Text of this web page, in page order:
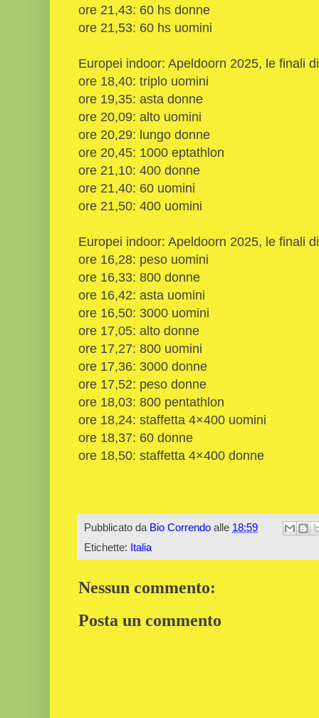
ore 21,43: 60 hs donne
ore 21,53: 60 hs uomini
Europei indoor: Apeldoorn 2025, le finali
ore 18,40: triplo uomini
ore 19,35: asta donne
ore 20,09: alto uomini
ore 20,29: lungo donne
ore 20,45: 1000 eptathlon
ore 21,10: 400 donne
ore 21,40: 60 uomini
ore 21,50: 400 uomini
Europei indoor: Apeldoorn 2025, le finali
ore 16,28: peso uomini
ore 16,33: 800 donne
ore 16,42: asta uomini
ore 16,50: 3000 uomini
ore 17,05: alto donne
ore 17,27: 800 uomini
ore 17,36: 3000 donne
ore 17,52: peso donne
ore 18,03: 800 pentathlon
ore 18,24: staffetta 4×400 uomini
ore 18,37: 60 donne
ore 18,50: staffetta 4×400 donne
Pubblicato da Bio Correndo alle 18:59
Etichette: Italia
Nessun commento:
Posta un commento